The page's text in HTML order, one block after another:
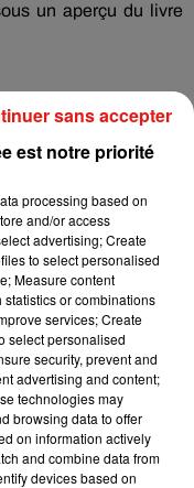
un aperçu du livre
changeait de
premier...
est notre priorité
processing based on
and/or access
advertising; Create
to select personalised
Measure content
or combinations
services; Create
select personalised
security, prevent and
advertising and content;
technologies may
browsing data to offer
on information actively
and combine data from
devices based on
sans accepter